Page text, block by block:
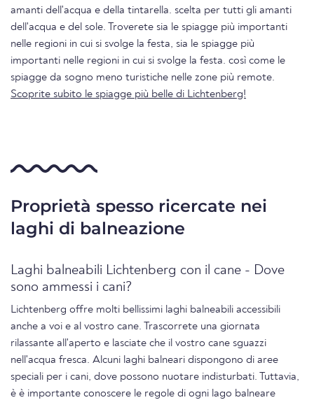
amanti dell'acqua e della tintarella. scelta per tutti gli amanti
dell'acqua e del sole. Troverete sia le spiagge più importanti
nelle regioni in cui si svolge la festa, sia le spiagge più
importanti nelle regioni in cui si svolge la festa. così come le
spiagge da sogno meno turistiche nelle zone più remote.
Scoprite subito le spiagge più belle di Lichtenberg!
Proprietà spesso ricercate nei
laghi di balneazione
Laghi balneabili Lichtenberg con il cane - Dove
sono ammessi i cani?
Lichtenberg offre molti bellissimi laghi balneabili accessibili
anche a voi e al vostro cane. Trascorrete una giornata
rilassante all'aperto e lasciate che il vostro cane sguazzi
nell'acqua fresca. Alcuni laghi balneari dispongono di aree
speciali per i cani, dove possono nuotare indisturbati. Tuttavia,
è è importante conoscere le regole di ogni lago balneare